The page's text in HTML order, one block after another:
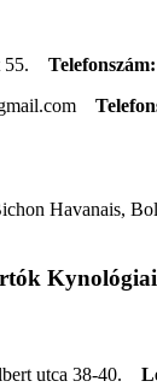
55. Telefonszám:
Havanais,
utca 38-40.